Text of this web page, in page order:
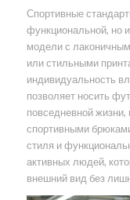
Спортивные
функциональной, но
модели с
или стильными
индивидуальность
позволяет носить
повседневной
спортивными
стиля и
активных людей,
внешний вид без